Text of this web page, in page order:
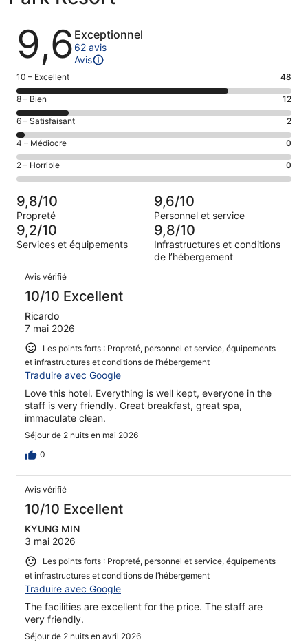
Avis
9,6 Exceptionnel
62 avis
Avis
Note
des
voyageurs
de 10
(Excellent),
d’après 48 avis
sur 62.
10 – Excellent 48
Note
des
voyageurs
de 8
(Bien),
d’après 12 avis
sur 62.
8 – Bien 12
Note
des
voyageurs
de 6
(Satisfaisant),
sur 62.
6 – Satisfaisant 2
Note
des
voyageurs
de 4
(Médiocre),
d’après 0 avis
sur 62.
4 – Médiocre 0
Note
des
voyageurs
de 2
(Horrible),
d’après 0 avis
sur 62.
2 – Horrible 0
9,8/10
Propreté
9,6/10
Personnel et service
9,2/10
Services et équipements
9,8/10
Infrastructures et conditions
de l’hébergement
Avis
Avis vérifié
10/10 Excellent
Ricardo
7 mai 2026
Les points forts : Propreté, personnel et service, équipements
et infrastructures et conditions de l’hébergement
Traduire avec Google
Love this hotel. Everything is well kept, everyone in the
staff is very friendly. Great breakfast, great spa,
immaculate clean.
Séjour de 2 nuits en mai 2026
0
Avis vérifié
10/10 Excellent
KYUNG MIN
3 mai 2026
Les points forts : Propreté, personnel et service, équipements
et infrastructures et conditions de l’hébergement
Traduire avec Google
The facilities are excellent for the price. The staff are
very friendly.
Séjour de 2 nuits en avril 2026